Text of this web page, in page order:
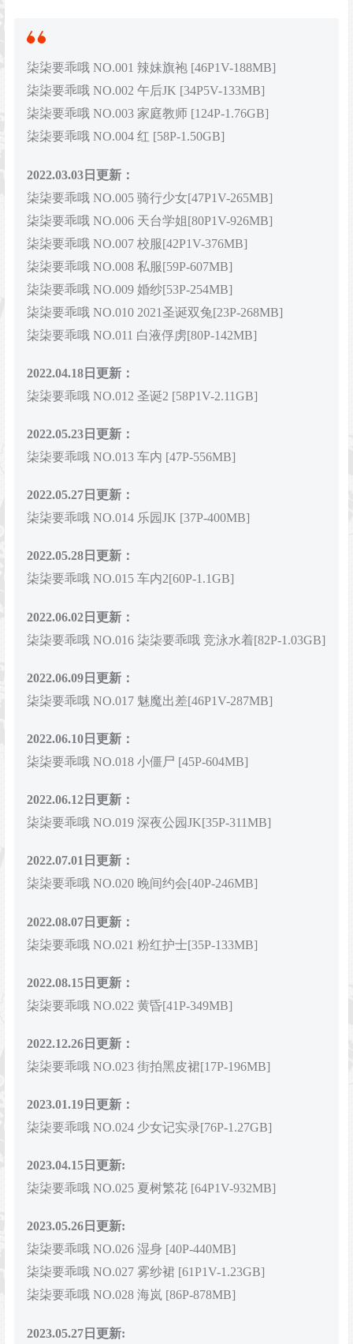
柒柒要乖哦 NO.001 辣妹旗袍 [46P1V-188MB]
柒柒要乖哦 NO.002 午后JK [34P5V-133MB]
柒柒要乖哦 NO.003 家庭教师 [124P-1.76GB]
柒柒要乖哦 NO.004 红 [58P-1.50GB]
2022.03.03日更新：
柒柒要乖哦 NO.005 骑行少女[47P1V-265MB]
柒柒要乖哦 NO.006 天台学姐[80P1V-926MB]
柒柒要乖哦 NO.007 校服[42P1V-376MB]
柒柒要乖哦 NO.008 私服[59P-607MB]
柒柒要乖哦 NO.009 婚纱[53P-254MB]
柒柒要乖哦 NO.010 2021圣诞双兔[23P-268MB]
柒柒要乖哦 NO.011 白液俘虏[80P-142MB]
2022.04.18日更新：
柒柒要乖哦 NO.012 圣诞2 [58P1V-2.11GB]
2022.05.23日更新：
柒柒要乖哦 NO.013 车内 [47P-556MB]
2022.05.27日更新：
柒柒要乖哦 NO.014 乐园JK [37P-400MB]
2022.05.28日更新：
柒柒要乖哦 NO.015 车内2[60P-1.1GB]
2022.06.02日更新：
柒柒要乖哦 NO.016 柒柒要乖哦 竞泳水着[82P-1.03GB]
2022.06.09日更新：
柒柒要乖哦 NO.017 魅魔出差[46P1V-287MB]
2022.06.10日更新：
柒柒要乖哦 NO.018 小僵尸 [45P-604MB]
2022.06.12日更新：
柒柒要乖哦 NO.019 深夜公园JK[35P-311MB]
2022.07.01日更新：
柒柒要乖哦 NO.020 晚间约会[40P-246MB]
2022.08.07日更新：
柒柒要乖哦 NO.021 粉红护士[35P-133MB]
2022.08.15日更新：
柒柒要乖哦 NO.022 黄昏[41P-349MB]
2022.12.26日更新：
柒柒要乖哦 NO.023 街拍黑皮裙[17P-196MB]
2023.01.19日更新：
柒柒要乖哦 NO.024 少女记实录[76P-1.27GB]
2023.04.15日更新:
柒柒要乖哦 NO.025 夏树繁花 [64P1V-932MB]
2023.05.26日更新:
柒柒要乖哦 NO.026 湿身 [40P-440MB]
柒柒要乖哦 NO.027 雾纱裙 [61P1V-1.23GB]
柒柒要乖哦 NO.028 海岚 [86P-878MB]
2023.05.27日更新: